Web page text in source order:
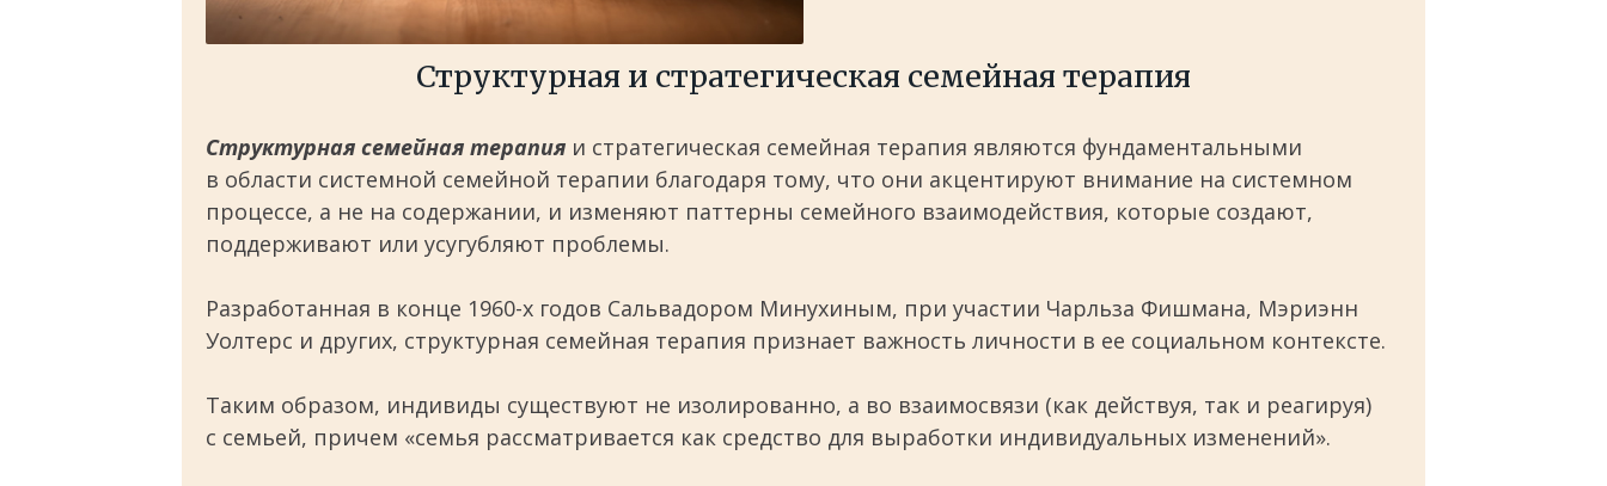
Структурная и стратегическая семейная терапия
Структурная семейная терапия и стратегическая семейная терапия являются фундаментальными
в области системной семейной терапии благодаря тому, что они акцентируют внимание на системном
процессе, а не на содержании, и изменяют паттерны семейного взаимодействия, которые создают,
поддерживают или усугубляют проблемы.
Разработанная в конце 1960-х годов Сальвадором Минухиным, при участии Чарльза Фишмана, Мэриэнн
Уолтерс и других, структурная семейная терапия признает важность личности в ее социальном контексте.
Таким образом, индивиды существуют не изолированно, а во взаимосвязи (как действуя, так и реагируя)
с семьей, причем «семья рассматривается как средство для выработки индивидуальных изменений».